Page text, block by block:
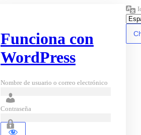
Funciona con
WordPress
Nombre de usuario o correo electrónico
Contraseña